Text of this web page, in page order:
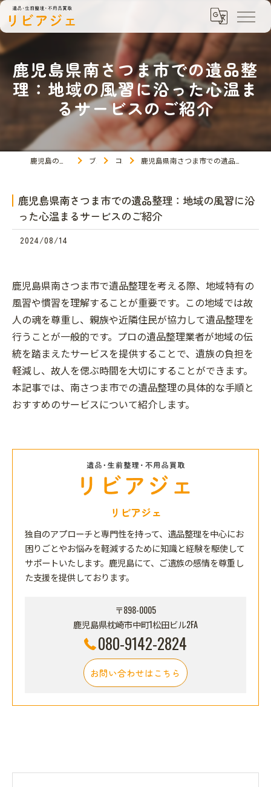
鹿児島県南さつま市での遺品整
理：地域の風習に沿った心温ま
るサービスのご紹介
ブログ コラム 鹿児島県南さつま市での遺品整理：地域の風習に沿った心温まるサービスのご紹介
鹿児島県南さつま市での遺品整理：地域の風習に沿
った心温まるサービスのご紹介
2024/08/14
鹿児島県南さつま市で遺品整理を考える際、地域特有の
風習や慣習を理解することが重要です。この地域では故
人の魂を尊重し、親族や近隣住民が協力して遺品整理を
行うことが一般的です。プロの遺品整理業者が地域の伝
統を踏まえたサービスを提供することで、遺族の負担を
軽減し、故人を偲ぶ時間を大切にすることができます。
本記事では、南さつま市での遺品整理の具体的な手順と
おすすめのサービスについて紹介します。
リビアジェ
独自のアプローチと専門性を持って、遺品整理を中心にお
困りごとやお悩みを軽減するために知識と経験を駆使して
サポートいたします。鹿児島にて、ご遺族の感情を尊重し
た支援を提供しております。
〒898-0005
鹿児島県枕崎市中町1松田ビル2FA
080-9142-2824
お問い合わせはこちら